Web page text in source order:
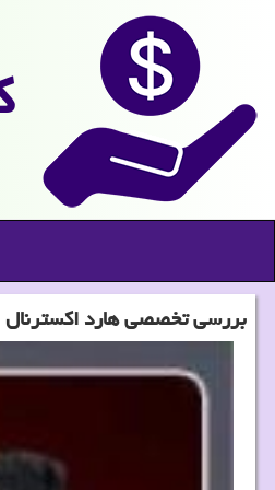
بررسی تخصصی هارد اكسترنال Adata HD710PRO